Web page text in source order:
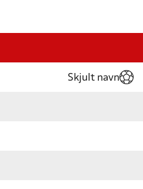
Skjult navn